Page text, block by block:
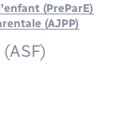
(PreParE)
(AJPP)